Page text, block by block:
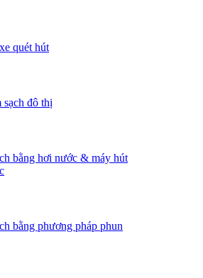
quét hút
đô thị
bằng hơi nước & máy hút
bằng phương pháp phun